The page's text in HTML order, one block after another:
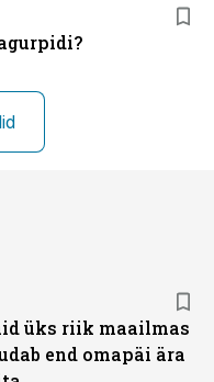
üks riik maailmas
end omapäi ära